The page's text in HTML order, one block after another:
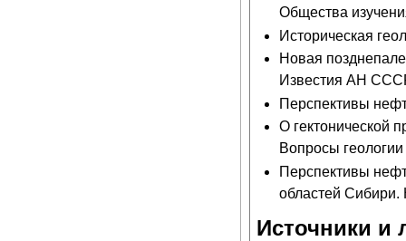
Общества
Историческая
Новая
Известия АН
Перспективы
О гектонической
Вопросы
Перспективы
областей Сибири.
Источники и